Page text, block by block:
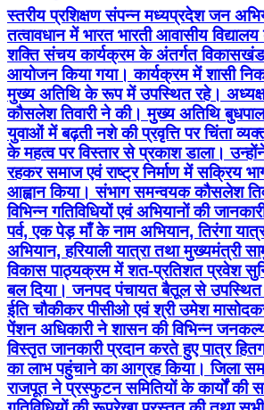
स्तरीय प्रशिक्षण संपन्न मध्यप्रदेश जन
तत्वावधान में भारत भारती आवासीय
शक्ति संचय कार्यक्रम के अंतर्गत विकासखंड
आयोजन किया गया। कार्यक्रम में शासी
मुख्य अतिथि के रूप में उपस्थित रहे।
कौसलेश तिवारी ने की। मुख्य अतिथि
युवाओं में बढ़ती नशे की प्रवृत्ति पर चिंता
के महत्व पर विस्तार से प्रकाश डाला।
रहकर समाज एवं राष्ट्र निर्माण में सक्रिय
आह्वान किया। संभाग समन्वयक कौसलेश
विभिन्न गतिविधियों एवं अभियानों की
पर्व, एक पेड़ माँ के नाम अभियान, तिरंगा
अभियान, हरियाली यात्रा तथा मुख्यमंत्री
विकास पाठ्यक्रम में शत-प्रतिशत प्रवेश
बल दिया। जनपद पंचायत बैतूल से उपस्थित
ईति चौकीकर पीसीओ एवं श्री उमेश
पेंशन अधिकारी ने शासन की विभिन्न
विस्तृत जानकारी प्रदान करते हुए पात्र
का लाभ पहुंचाने का आग्रह किया। जिला
राजपूत ने प्रस्फुटन समितियों के कार्यों की